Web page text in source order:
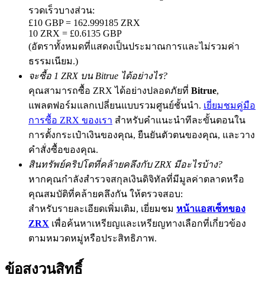
Exclusive for BitMart Users
Register & Trade to Win 500,000 USDT
Precious Metals Trading Carnival
Trade Gold & Silver · 33,333 USDT Bonus
USDT New User Exclusive 10% APR
USDT Flexible Staking | Daily Rewards
BTC New User Exclusive: 6.5% APR
รวดเร็วบางส่วน:
£10 GBP = 162.999185 ZRX
10 ZRX = £0.6135 GBP
(อัตราทั้งหมดที่แสดงเป็นประมาณการและไม่รวมค่า
ธรรมเนียม.)
จะซื้อ 1 ZRX บน Bitrue ได้อย่างไร?
คุณสามารถซื้อ ZRX ได้อย่างปลอดภัยที่ Bitrue,
แพลตฟอร์มแลกเปลี่ยนแบบรวมศูนย์ชั้นนำ. เยี่ยมชมคู่มือ
การซื้อ ZRX ของเรา สำหรับคำแนะนำทีละขั้นตอนใน
การตั้งกระเป๋าเงินของคุณ, ยืนยันตัวตนของคุณ, และวาง
คำสั่งซื้อของคุณ.
สินทรัพย์คริปโตที่คล้ายคลึงกับ ZRX มีอะไรบ้าง?
หากคุณกำลังสำรวจสกุลเงินดิจิทัลที่มีมูลค่าตลาดหรือ
คุณสมบัติที่คล้ายคลึงกัน ให้ตรวจสอบ:
สำหรับรายละเอียดเพิ่มเติม, เยี่ยมชม หน้าแอสเซ็ทของ
ZRX เพื่อค้นหาเหรียญและเหรียญทางเลือกที่เกี่ยวข้อง
ตามหมวดหมู่หรือประสิทธิภาพ.
ข้อสงวนสิทธิ์